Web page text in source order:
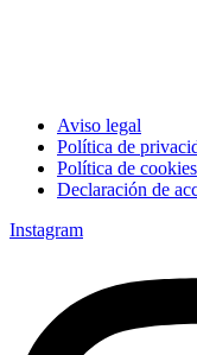
Aviso legal
Política de
Política de cookies
Declaración de
Instagram